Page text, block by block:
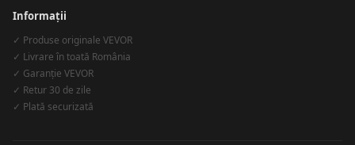
Informații
✓ Produse originale VEVOR
✓ Livrare în toată România
✓ Garanție VEVOR
✓ Retur 30 de zile
✓ Plată securizată